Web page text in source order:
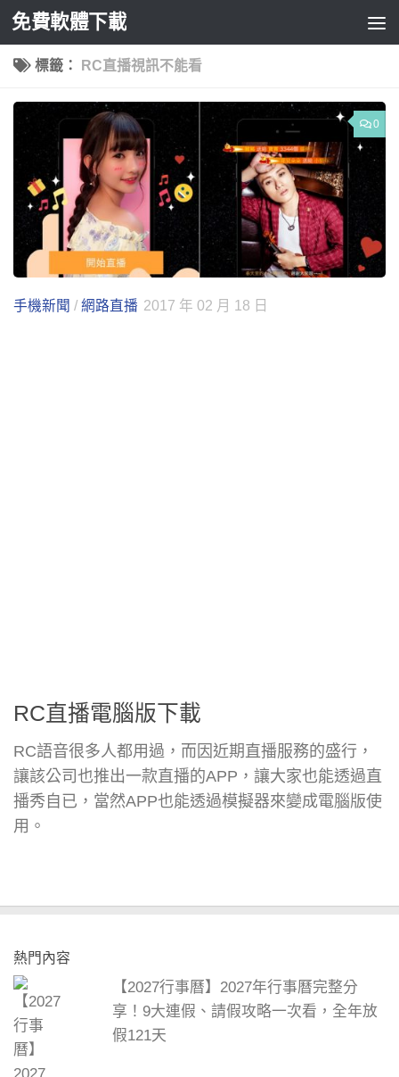
Skip to content
免費軟體下載
標籤： RC直播視訊不能看
0
手機新聞 / 網路直播 2017 年 02 月 18 日
RC直播電腦版下載
RC語音很多人都用過，而因近期直播服務的盛行，
讓該公司也推出一款直播的APP，讓大家也能透過直
播秀自已，當然APP也能透過模擬器來變成電腦版使
用。
熱門內容
【2027行事曆】2027年行事曆完整分
享！9大連假、請假攻略一次看，全年放
假121天